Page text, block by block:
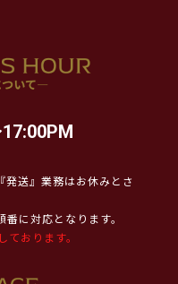
発送』業務はお休みとさ
に対応となります。
おります。